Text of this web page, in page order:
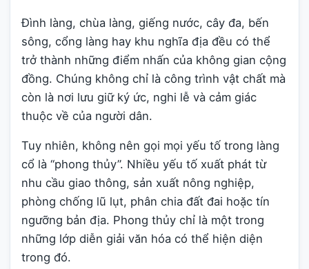
Đình làng, chùa làng, giếng nước, cây đa, bến
sông, cổng làng hay khu nghĩa địa đều có thể
trở thành những điểm nhấn của không gian cộng
đồng. Chúng không chỉ là công trình vật chất mà
còn là nơi lưu giữ ký ức, nghi lễ và cảm giác
thuộc về của người dân.
Tuy nhiên, không nên gọi mọi yếu tố trong làng
cổ là “phong thủy”. Nhiều yếu tố xuất phát từ
nhu cầu giao thông, sản xuất nông nghiệp,
phòng chống lũ lụt, phân chia đất đai hoặc tín
ngưỡng bản địa. Phong thủy chỉ là một trong
những lớp diễn giải văn hóa có thể hiện diện
trong đó.